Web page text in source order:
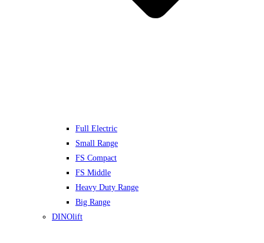
Full Electric
Small Range
FS Compact
FS Middle
Heavy Duty Range
Big Range
DINOlift